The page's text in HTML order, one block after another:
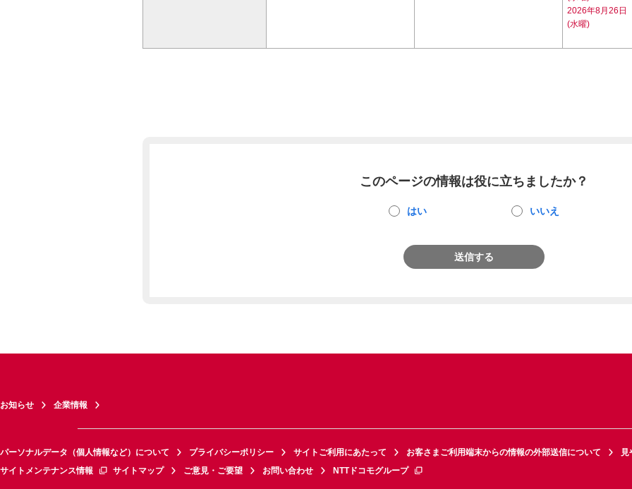
2026年8月26日
(水曜)
このページの情報は役に立ちましたか？
はい いいえ
送信する
お知らせ 企業情報
パーソナルデータ（個人情報など）について プライバシーポリシー サイトご利用にあたって お客さまご利用端末からの情報の外部送信について
見
サイトメンテナンス情報
サイトマップ ご意見・ご要望 お問い合わせ NTTドコモグループ